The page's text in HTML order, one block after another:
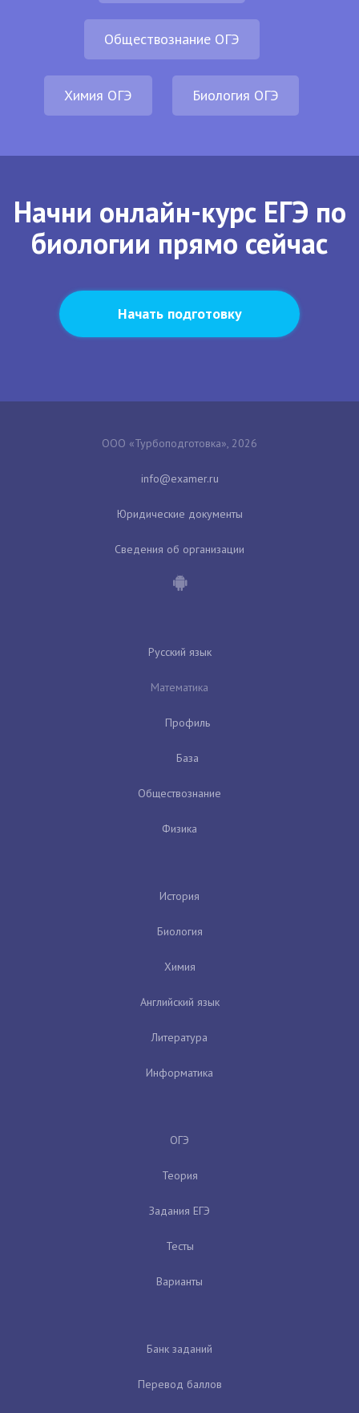
Обществознание ОГЭ
Химия ОГЭ Биология ОГЭ
Начни онлайн-курс ЕГЭ по
биологии прямо сейчас
Начать подготовку
ООО «Турбоподготовка», 2026
Юридические документы
Сведения об организации
Русский язык
Математика
Профиль
База
Обществознание
Физика
История
Биология
Химия
Английский язык
Литература
Информатика
ОГЭ
Теория
Задания ЕГЭ
Тесты
Варианты
Банк заданий
Перевод баллов